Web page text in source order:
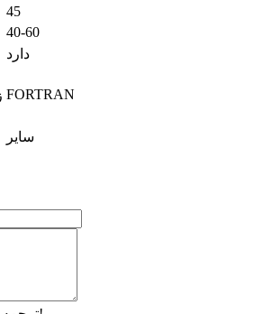
45
40-60
دارد
FORTRAN
سایر